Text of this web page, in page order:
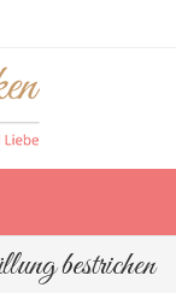
bestrichen